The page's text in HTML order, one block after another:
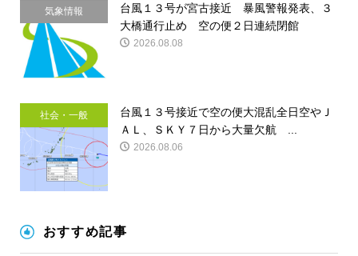
気象情報
台風１３号が宮古接近 暴風警報発表、３
大橋通行止め 空の便２日連続閉館
2026.08.08
社会・一般
台風１３号接近で空の便大混乱全日空やＪ
ＡＬ、ＳＫＹ７日から大量欠航 ...
2026.08.06
おすすめ記事